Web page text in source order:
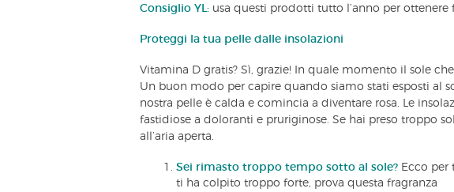
Consiglio YL: usa questi prodotti tutto l’anno per ottenere
Proteggi la tua pelle dalle insolazioni
Vitamina D gratis? Sì, grazie! In quale momento il sole
Un buon modo per capire quando siamo stati esposti al
nostra pelle è calda e comincia a diventare rosa. Le
fastidiose a doloranti e pruriginose. Se hai preso troppo
all’aria aperta.
Sei rimasto troppo tempo sotto al sole? Ecco per
ti ha colpito troppo forte, prova questa fragranza